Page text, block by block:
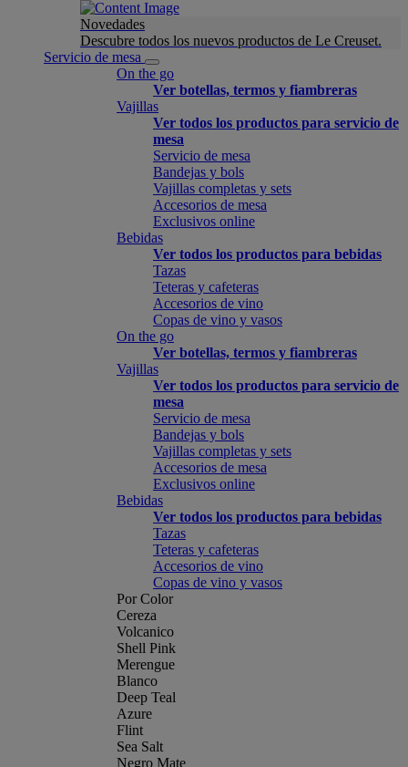
Novedades
Descubre todos los nuevos productos de Le Creuset.
Servicio de mesa
On the go
Ver botellas, termos y fiambreras
Vajillas
Ver todos los productos para servicio de
mesa
Servicio de mesa
Bandejas y bols
Vajillas completas y sets
Accesorios de mesa
Exclusivos online
Bebidas
Ver todos los productos para bebidas
Tazas
Teteras y cafeteras
Accesorios de vino
Copas de vino y vasos
On the go
Ver botellas, termos y fiambreras
Vajillas
Ver todos los productos para servicio de
mesa
Servicio de mesa
Bandejas y bols
Vajillas completas y sets
Accesorios de mesa
Exclusivos online
Bebidas
Ver todos los productos para bebidas
Tazas
Teteras y cafeteras
Accesorios de vino
Copas de vino y vasos
Por Color
Cereza
Volcanico
Shell Pink
Merengue
Blanco
Deep Teal
Azure
Flint
Sea Salt
Negro Mate